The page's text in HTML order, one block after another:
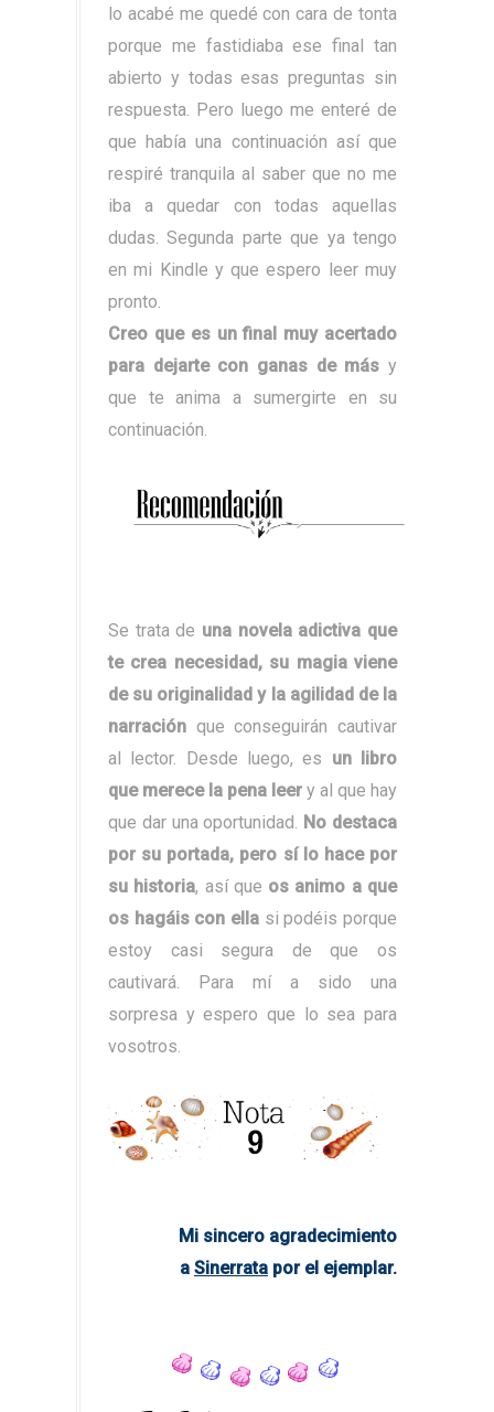
lo acabé me quedé con cara de tonta
porque me fastidiaba ese final tan
abierto y todas esas preguntas sin
respuesta. Pero luego me enteré de
que había una continuación así que
respiré tranquila al saber que no me
iba a quedar con todas aquellas
dudas. Segunda parte que ya tengo
en mi Kindle y que espero leer muy
pronto.
Creo que es un final muy acertado
para dejarte con ganas de más y
que te anima a sumergirte en su
continuación.
Se trata de una novela adictiva que
te crea necesidad, su magia viene
de su originalidad y la agilidad de la
narración que conseguirán cautivar
al lector. Desde luego, es un libro
que merece la pena leer y al que hay
que dar una oportunidad. No destaca
por su portada, pero sí lo hace por
su historia, así que os animo a que
os hagáis con ella si podéis porque
estoy casi segura de que os
cautivará. Para mí a sido una
sorpresa y espero que lo sea para
vosotros.
Mi sincero agradecimiento
a Sinerrata por el ejemplar.